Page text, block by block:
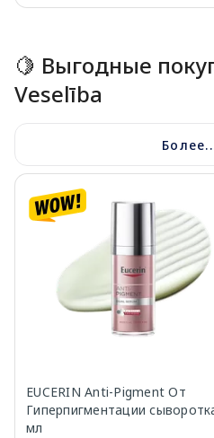
🍋 Выгодные
Veselība
EUCERIN Anti-Pigment От
Гиперпигментации
мл